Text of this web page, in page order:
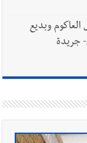
غزالة محمد العاكوم 28-7-2026 آل العاكوم وبديع
جريدة